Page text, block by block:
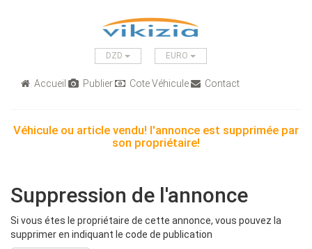
DZD EURO
Accueil Publier Cote Véhicule Contact
Véhicule ou article vendu! l'annonce est supprimée par
son propriétaire!
Suppression de l'annonce
Si vous étes le propriétaire de cette annonce, vous pouvez la
supprimer en indiquant le code de publication